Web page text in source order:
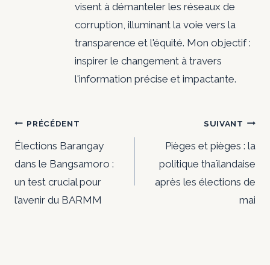
visent à démanteler les réseaux de
corruption, illuminant la voie vers la
transparence et l'équité. Mon objectif :
inspirer le changement à travers
l'information précise et impactante.
Navigation
de
l’article
PRÉCÉDENT
Élections Barangay
dans le Bangsamoro :
un test crucial pour
l’avenir du BARMM
SUIVANT
Pièges et pièges : la
politique thaïlandaise
après les élections de
mai